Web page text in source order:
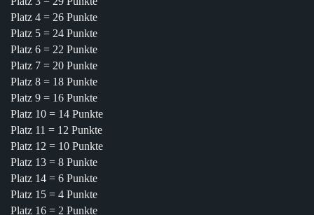
Platz 4 = 26 Punkte
Platz 5 = 24 Punkte
Platz 6 = 22 Punkte
Platz 7 = 20 Punkte
Platz 8 = 18 Punkte
Platz 9 = 16 Punkte
Platz 10 = 14 Punkte
Platz 11 = 12 Punkte
Platz 12 = 10 Punkte
Platz 13 = 8 Punkte
Platz 14 = 6 Punkte
Platz 15 = 4 Punkte
Platz 16 = 2 Punkte